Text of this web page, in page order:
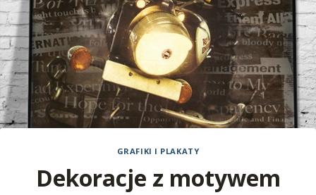
GRAFIKI I PLAKATY
Dekoracje z motywem